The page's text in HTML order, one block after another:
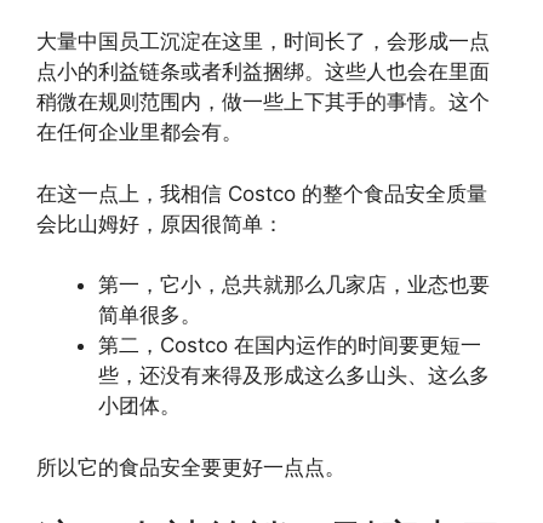
大量中国员工沉淀在这里，时间长了，会形成一点
点小的利益链条或者利益捆绑。这些人也会在里面
稍微在规则范围内，做一些上下其手的事情。这个
在任何企业里都会有。
在这一点上，我相信 Costco 的整个食品安全质量
会比山姆好，原因很简单：
第一，它小，总共就那么几家店，业态也要
简单很多。
第二，Costco 在国内运作的时间要更短一
些，还没有来得及形成这么多山头、这么多
小团体。
所以它的食品安全要更好一点点。